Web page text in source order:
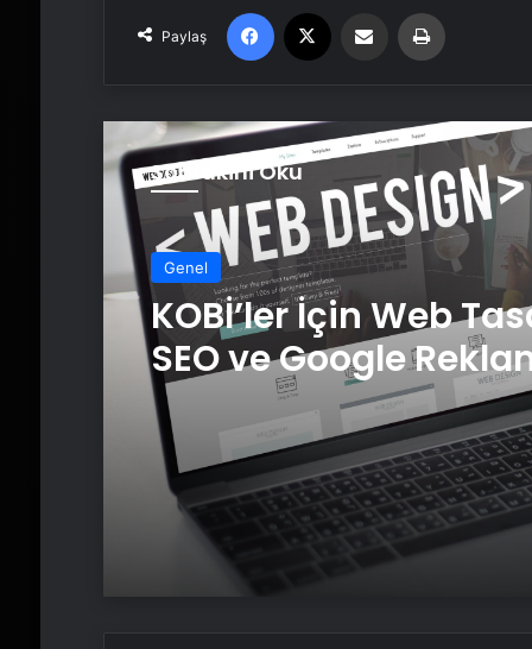
Paylaş
Facebook Email'den paylaş
Sonrakini Oku
Genel
KOBİ’ler İçin Web
SEO ve Google
Çalışmalarının